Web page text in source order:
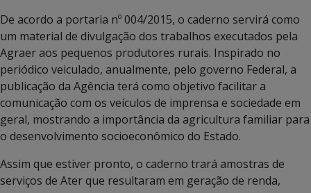
De acordo a portaria nº 004/2015, o caderno servirá como
um material de divulgação dos trabalhos executados pela
Agraer aos pequenos produtores rurais. Inspirado no
periódico veiculado, anualmente, pelo governo Federal, a
publicação da Agência terá como objetivo facilitar a
comunicação com os veículos de imprensa e sociedade em
geral, mostrando a importância da agricultura familiar para
o desenvolvimento socioeconômico do Estado.
Assim que estiver pronto, o caderno trará amostras de
serviços de Ater que resultaram em geração de renda,